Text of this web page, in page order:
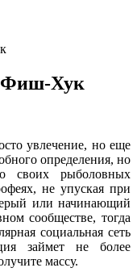
Фиш-Хук
увлечение, но еще
определения, но
своих рыболовных
не упуская при
или начинающий
сообществе, тогда
социальная сеть
займет не более
массу.